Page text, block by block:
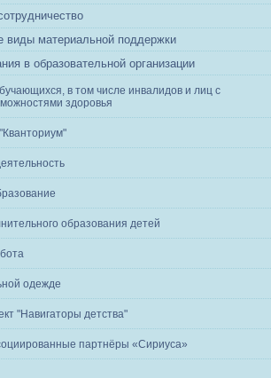
виды материальной поддержки
в образовательной организации
в том числе инвалидов и лиц с
здоровья
образования детей
одежде
"Навигаторы детства"
партнёры «Сириуса»